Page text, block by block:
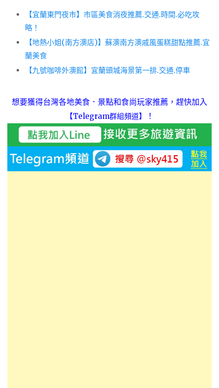
【宜蘭東門夜市】市區美食消夜推薦.交通.時間.必吃攻
略！
【地熱小姐(南方澳店)】蘇澳南方澳戚風蛋糕甜點推薦.宜
蘭美食
【九號咖啡外澳館】宜蘭頭城海景第一排.交通.停車
想要獲得台灣各地美食．景點和食尚玩家推薦，趕快加入
【Telegram群組頻道】 ！